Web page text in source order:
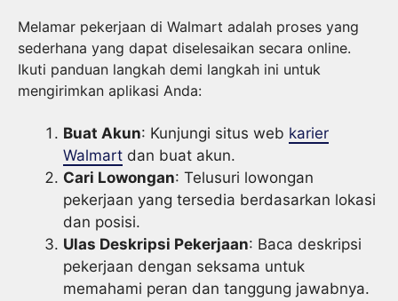
Melamar pekerjaan di Walmart adalah proses yang
sederhana yang dapat diselesaikan secara online.
Ikuti panduan langkah demi langkah ini untuk
mengirimkan aplikasi Anda:
Buat Akun: Kunjungi situs web karier
Walmart dan buat akun.
Cari Lowongan: Telusuri lowongan
pekerjaan yang tersedia berdasarkan lokasi
dan posisi.
Ulas Deskripsi Pekerjaan: Baca deskripsi
pekerjaan dengan seksama untuk
memahami peran dan tanggung jawabnya.